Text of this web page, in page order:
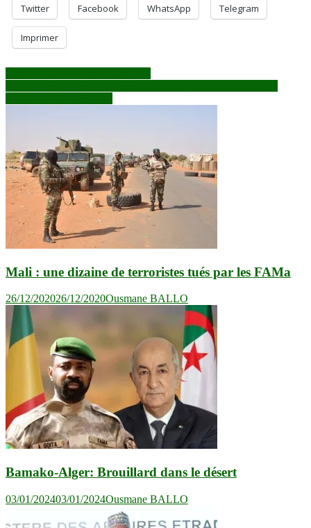
Twitter Facebook WhatsApp Telegram
Imprimer
Navigation
de
Mali : une dizaine de terroristes tués par les FAMa
26/12/202026/12/2020Ousmane BALLO
Bamako-Alger: Brouillard dans le désert
03/01/202403/01/2024Ousmane BALLO